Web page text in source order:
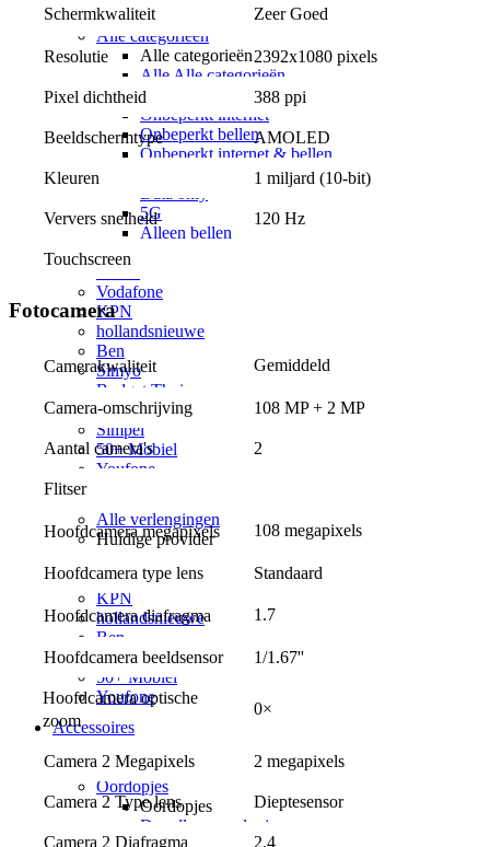
Categorieën
Alle categorieën
Alle categorieën
Alle Alle categorieën
Zonder aansluitkosten
Onbeperkt internet
Onbeperkt bellen
Onbeperkt internet & bellen
Maandelijks opzegbaar
5G
Alleen bellen
Providers
Vodafone
KPN
hollandsnieuwe
Ben
Simyo
Budget Thuis
Lebara
Simpel
50+ Mobiel
Youfone
Verlengen
Alle verlengingen
Huidige provider
Vodafone
KPN
hollandsnieuwe
Ben
Lebara
50+ Mobiel
Youfone
Accessoires
Elektronica
Oordopjes
Oordopjes
Draadloze oordopjes
Schermkwaliteit Zeer Goed
Resolutie 2392x1080 pixels
Pixel dichtheid 388 ppi
Beeldschermtype AMOLED
Kleuren 1 miljard (10-bit)
Ververs snelheid 120 Hz
Touchscreen
Fotocamera
Camerakwaliteit Gemiddeld
Camera-omschrijving 108 MP + 2 MP
Aantal camera's 2
Flitser
Hoofdcamera megapixels 108 megapixels
Hoofdcamera type lens Standaard
Hoofdcamera diafragma 1.7
Hoofdcamera beeldsensor 1/1.67''
Hoofdcamera optische
zoom
0×
Camera 2 Megapixels 2 megapixels
Camera 2 Type lens Dieptesensor
Camera 2 Diafragma 2.4